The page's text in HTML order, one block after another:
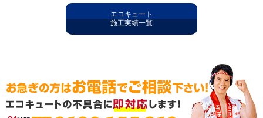
エコキュート
施工実績一覧